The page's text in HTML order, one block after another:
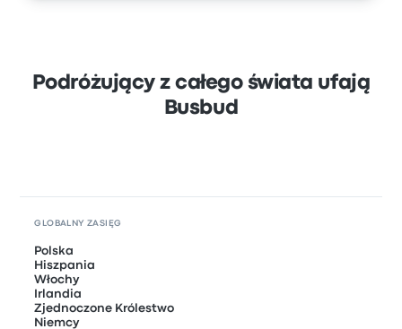
Podróżujący z całego świata ufają
Busbud
GLOBALNY ZASIĘG
Polska
Hiszpania
Włochy
Irlandia
Zjednoczone Królestwo
Niemcy